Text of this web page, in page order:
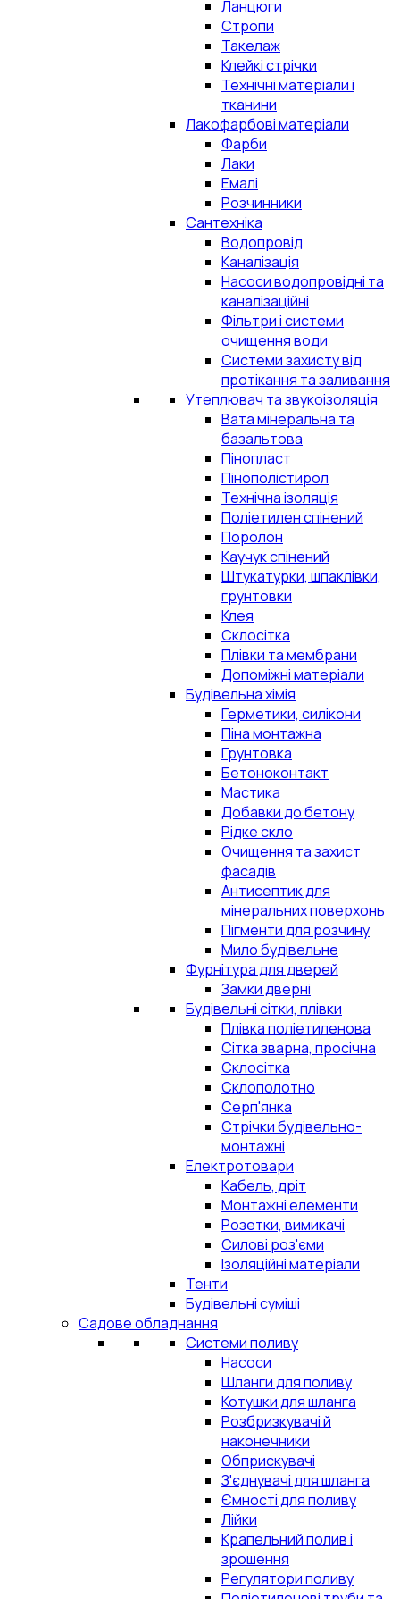
Ланцюги
Стропи
Такелаж
Клейкі стрічки
Технічні матеріали і
тканини
Лакофарбові матеріали
Фарби
Лаки
Емалі
Розчинники
Сантехніка
Водопровід
Каналізація
Насоси водопровідні та
каналізаційні
Фільтри і системи
очищення води
Системи захисту від
протікання та заливання
Утеплювач та звукоізоляція
Вата мінеральна та
базальтова
Пінопласт
Пінополістирол
Технічна ізоляція
Поліетилен спінений
Поролон
Каучук спінений
Штукатурки, шпаклівки,
грунтовки
Клея
Склосітка
Плівки та мембрани
Допоміжні матеріали
Будівельна хімія
Герметики, силікони
Піна монтажна
Грунтовка
Бетоноконтакт
Мастика
Добавки до бетону
Рідке скло
Очищення та захист
фасадів
Антисептик для
мінеральних поверхонь
Пігменти для розчину
Мило будівельне
Фурнітура для дверей
Замки дверні
Будівельні сітки, плівки
Плівка поліетиленова
Сітка зварна, просічна
Склосітка
Склополотно
Серп'янка
Стрічки будівельно-
монтажні
Електротовари
Кабель, дріт
Монтажні елементи
Розетки, вимикачі
Силові роз'єми
Ізоляційні матеріали
Тенти
Будівельні суміші
Садове обладнання
Системи поливу
Насоси
Шланги для поливу
Котушки для шланга
Розбризкувачі й
наконечники
Обприскувачі
З'єднувачі для шланга
Ємності для поливу
Лійки
Крапельний полив і
зрошення
Регулятори поливу